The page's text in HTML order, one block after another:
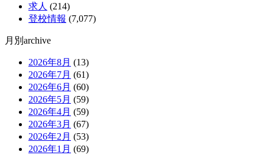
求人 (214)
登校情報 (7,077)
月別archive
2026年8月 (13)
2026年7月 (61)
2026年6月 (60)
2026年5月 (59)
2026年4月 (59)
2026年3月 (67)
2026年2月 (53)
2026年1月 (69)